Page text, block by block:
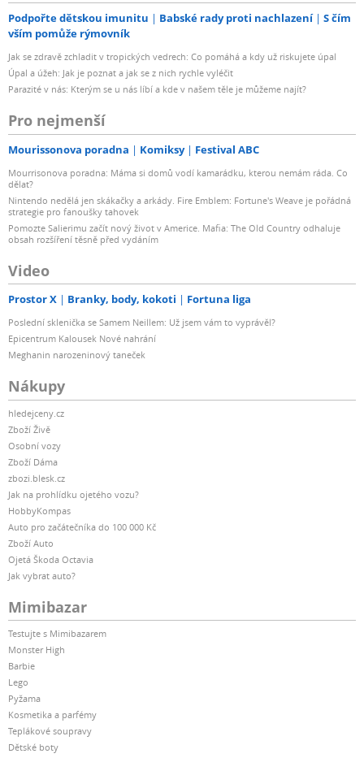
Podpořte dětskou imunitu Babské rady proti nachlazení
S čím
vším pomůže rýmovník
Jak se zdravě zchladit v tropických vedrech: Co pomáhá a kdy už riskujete úpal
Úpal a úžeh: Jak je poznat a jak se z nich rychle vyléčit
Parazité v nás: Kterým se u nás líbí a kde v našem těle je můžeme najít?
Pro nejmenší
Mourissonova poradna Komiksy Festival ABC
Mourrisonova poradna: Máma si domů vodí kamarádku, kterou nemám ráda. Co
dělat?
Nintendo nedělá jen skákačky a arkády. Fire Emblem: Fortune's Weave je pořádná
strategie pro fanoušky tahovek
Pomozte Salierimu začít nový život v Americe. Mafia: The Old Country odhaluje
obsah rozšíření těsně před vydáním
Video
Prostor X Branky, body, kokoti Fortuna liga
Poslední sklenička se Samem Neillem: Už jsem vám to vyprávěl?
Epicentrum Kalousek Nové nahrání
Meghanin narozeninový taneček
Nákupy
hledejceny.cz
Zboží Živě
Osobní vozy
Zboží Dáma
zbozi.blesk.cz
Jak na prohlídku ojetého vozu?
HobbyKompas
Auto pro začátečníka do 100 000 Kč
Zboží Auto
Ojetá Škoda Octavia
Jak vybrat auto?
Mimibazar
Testujte s Mimibazarem
Monster High
Barbie
Lego
Pyžama
Kosmetika a parfémy
Teplákové soupravy
Dětské boty